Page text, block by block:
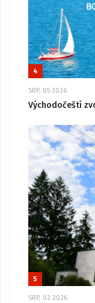
4
SRP, 05 2026
Východočeští
5
SRP, 03 2026